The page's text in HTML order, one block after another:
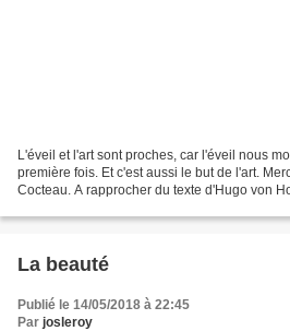
L'éveil et l'art sont proches, car l'éveil nous
première fois. Et c'est aussi le but de l'art.
Cocteau. A rapprocher du texte d'Hugo von
La beauté
Publié le 14/05/2018 à 22:45
Par josleroy